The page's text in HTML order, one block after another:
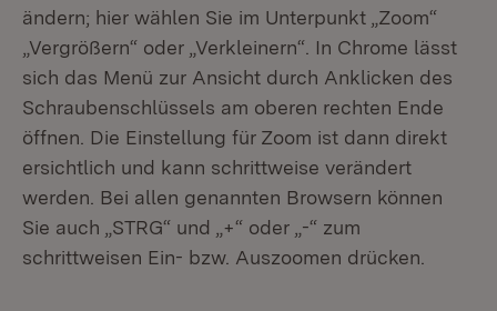
ändern; hier wählen Sie im Unterpunkt „Zoom“
„Vergrößern“ oder „Verkleinern“. In Chrome lässt
sich das Menü zur Ansicht durch Anklicken des
Schraubenschlüssels am oberen rechten Ende
öffnen. Die Einstellung für Zoom ist dann direkt
ersichtlich und kann schrittweise verändert
werden. Bei allen genannten Browsern können
Sie auch „STRG“ und „+“ oder „-“ zum
schrittweisen Ein- bzw. Auszoomen drücken.